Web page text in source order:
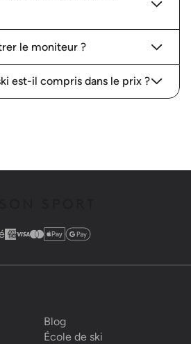
le moniteur ?
est-il compris dans le prix ?
Blog
École de ski